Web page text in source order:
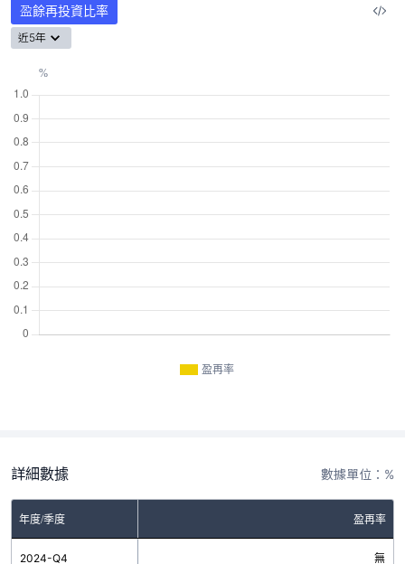
盈餘再投資比率
近5年
盈再率
詳細數據 數據單位：%
年度/季度 盈再率
2024-Q4 無